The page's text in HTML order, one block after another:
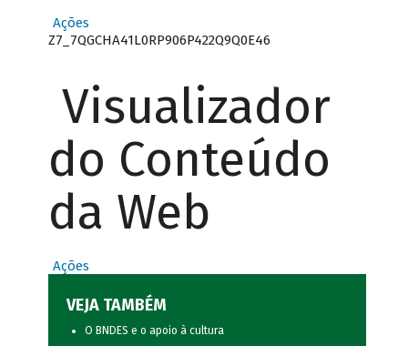
Ações
Z7_7QGCHA41L0RP906P422Q9Q0E46
Visualizador
do Conteúdo
da Web
Ações
VEJA TAMBÉM
O BNDES e o apoio à cultura